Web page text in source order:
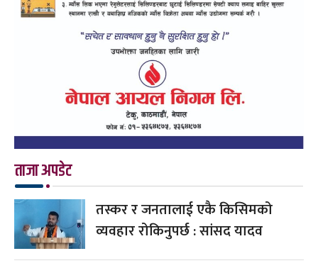
ताजा अपडेट
तस्कर र जनतालाई एकै किसिमको
व्यवहार रोकिनुपर्छ : सांसद यादव